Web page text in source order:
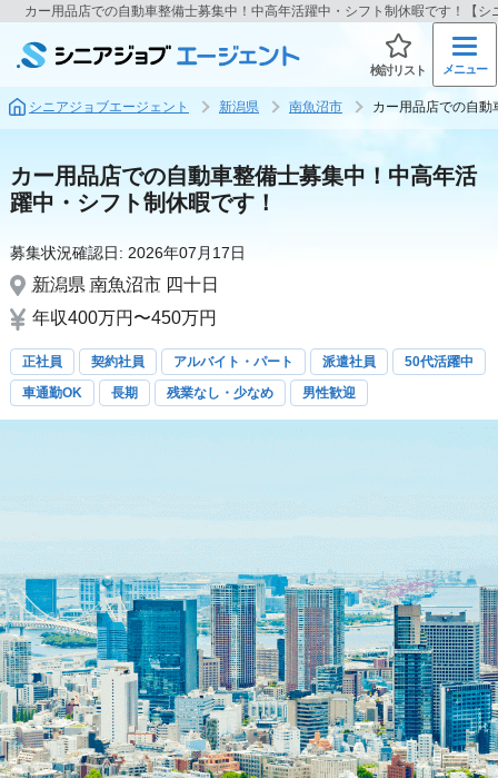
カー用品店での自動車整備士募集中！中高年活躍中・シフト制休暇です！【シ
検討リスト メニュー
シニアジョブエージェント 新潟県 南魚沼市 カー用品店での自
カー用品店での自動車整備士募集中！中高年活
躍中・シフト制休暇です！
募集状況確認日: 2026年07月17日
新潟県 南魚沼市 四十日
年収400万円〜450万円
正社員 契約社員 アルバイト・パート 派遣社員
50代活躍中
車通勤OK
長期 残業なし・少なめ 男性歓迎